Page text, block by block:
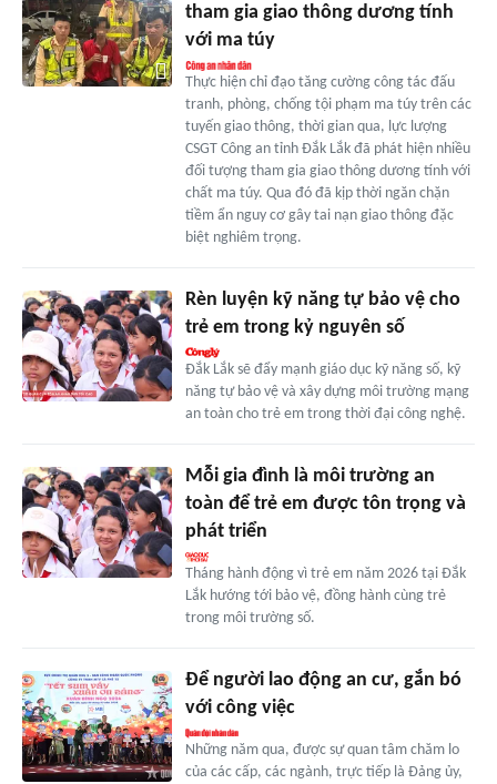
tham gia giao thông dương tính
với ma túy
Thực hiện chỉ đạo tăng cường công tác đấu
tranh, phòng, chống tội phạm ma túy trên các
tuyến giao thông, thời gian qua, lực lượng
CSGT Công an tỉnh Đắk Lắk đã phát hiện nhiều
đối tượng tham gia giao thông dương tính với
chất ma túy. Qua đó đã kịp thời ngăn chặn
tiềm ẩn nguy cơ gây tai nạn giao thông đặc
biệt nghiêm trọng.
Rèn luyện kỹ năng tự bảo vệ cho
trẻ em trong kỷ nguyên số
Đắk Lắk sẽ đẩy mạnh giáo dục kỹ năng số, kỹ
năng tự bảo vệ và xây dựng môi trường mạng
an toàn cho trẻ em trong thời đại công nghệ.
Mỗi gia đình là môi trường an
toàn để trẻ em được tôn trọng và
phát triển
Tháng hành động vì trẻ em năm 2026 tại Đắk
Lắk hướng tới bảo vệ, đồng hành cùng trẻ
trong môi trường số.
Để người lao động an cư, gắn bó
với công việc
Những năm qua, được sự quan tâm chăm lo
của các cấp, các ngành, trực tiếp là Đảng ủy,